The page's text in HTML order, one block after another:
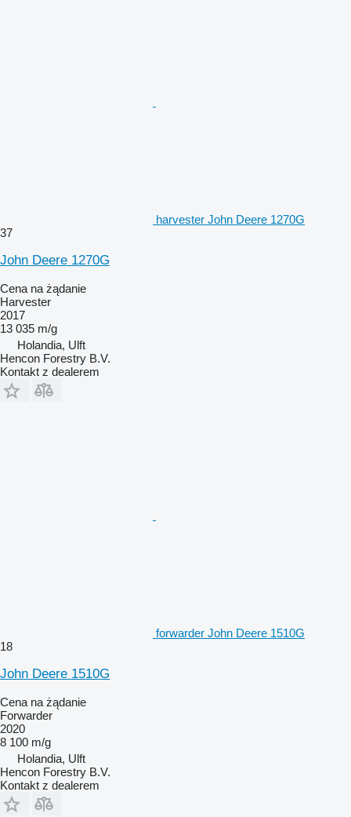
harvester John Deere 1270G
37
John Deere 1270G
Cena na żądanie
Harvester
2017
13 035 m/g
Holandia, Ulft
Hencon Forestry B.V.
Kontakt z dealerem
forwarder John Deere 1510G
18
John Deere 1510G
Cena na żądanie
Forwarder
2020
8 100 m/g
Holandia, Ulft
Hencon Forestry B.V.
Kontakt z dealerem